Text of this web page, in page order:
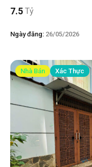
7.5 Tỷ
Ngày đăng: 26/05/2026
Nhà Bán Xác Thực